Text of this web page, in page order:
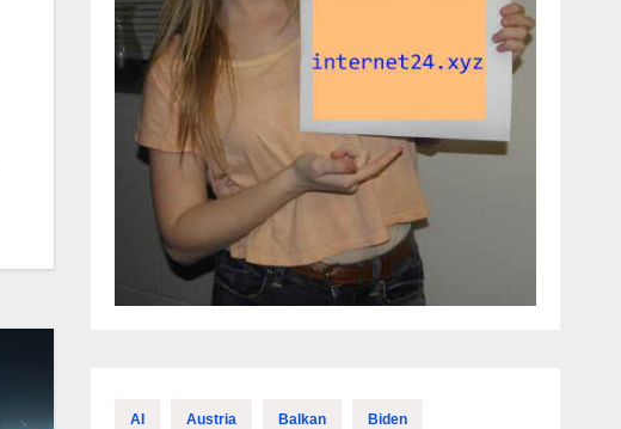
AI Austria Balkan Biden